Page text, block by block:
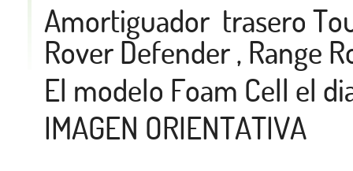
Amortiguador trasero
Rover Defender , Range
El modelo Foam Cell el
IMAGEN ORIENTATIVA